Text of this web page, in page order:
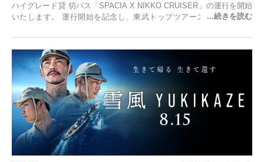
ハイグレード貸 切バス「SPACIA X NIKKO CRUISER」の運行を開始
いたします。 運行開始を記念し、東武トップツアーズ株式会社では
2025年9月12日(金)より発売いたします。